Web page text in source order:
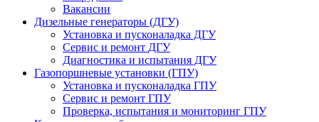
Вакансии
Дизельные генераторы (ДГУ)
Установка и пусконаладка ДГУ
Сервис и ремонт ДГУ
Диагностика и испытания ДГУ
Газопоршневые установки (ГПУ)
Установка и пусконаладка ГПУ
Сервис и ремонт ГПУ
Проверка, испытания и мониторинг ГПУ